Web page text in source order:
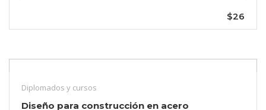
$26
Diplomados y cursos
Diseño para construcción en acero